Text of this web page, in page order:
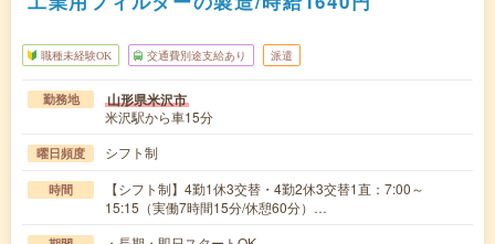
職種未経験OK 交通費別途支給あり 派遣
勤務地 山形県米沢市
米沢駅から車15分
曜日頻度 シフト制
時間
【シフト制】4勤1休3交替・4勤2休3交替1直：7:00～
15:15（実働7時間15分/休憩60分）…